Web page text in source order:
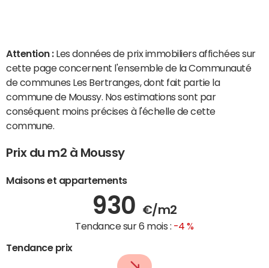
Attention : Les données de prix immobiliers affichées sur
cette page concernent l'ensemble de la Communauté
de communes Les Bertranges, dont fait partie la
commune de Moussy. Nos estimations sont par
conséquent moins précises à l'échelle de cette
commune.
Prix du m2 à Moussy
Maisons et appartements
930 €/m2
Tendance sur 6 mois : -4 %
Tendance prix